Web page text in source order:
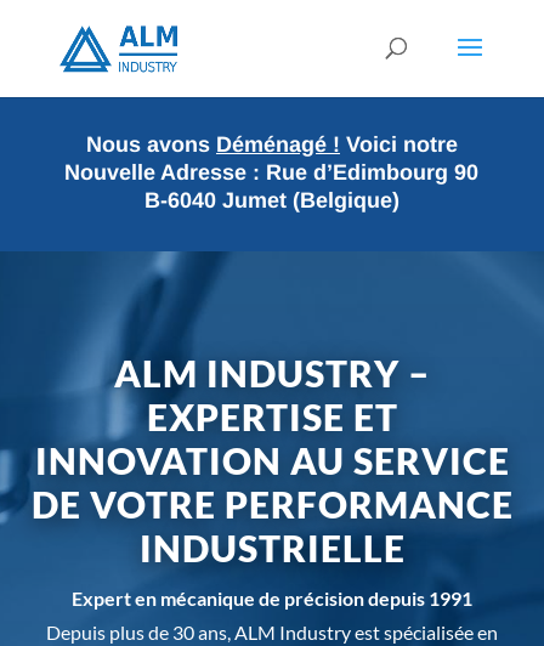
Nous avons Déménagé ! Voici notre
Nouvelle Adresse : Rue d’Edimbourg 90
B-6040 Jumet (Belgique)
ALM INDUSTRY –
EXPERTISE ET
INNOVATION AU SERVICE
DE VOTRE PERFORMANCE
INDUSTRIELLE
Expert en mécanique de précision depuis 1991
Depuis plus de 30 ans, ALM Industry est spécialisée en